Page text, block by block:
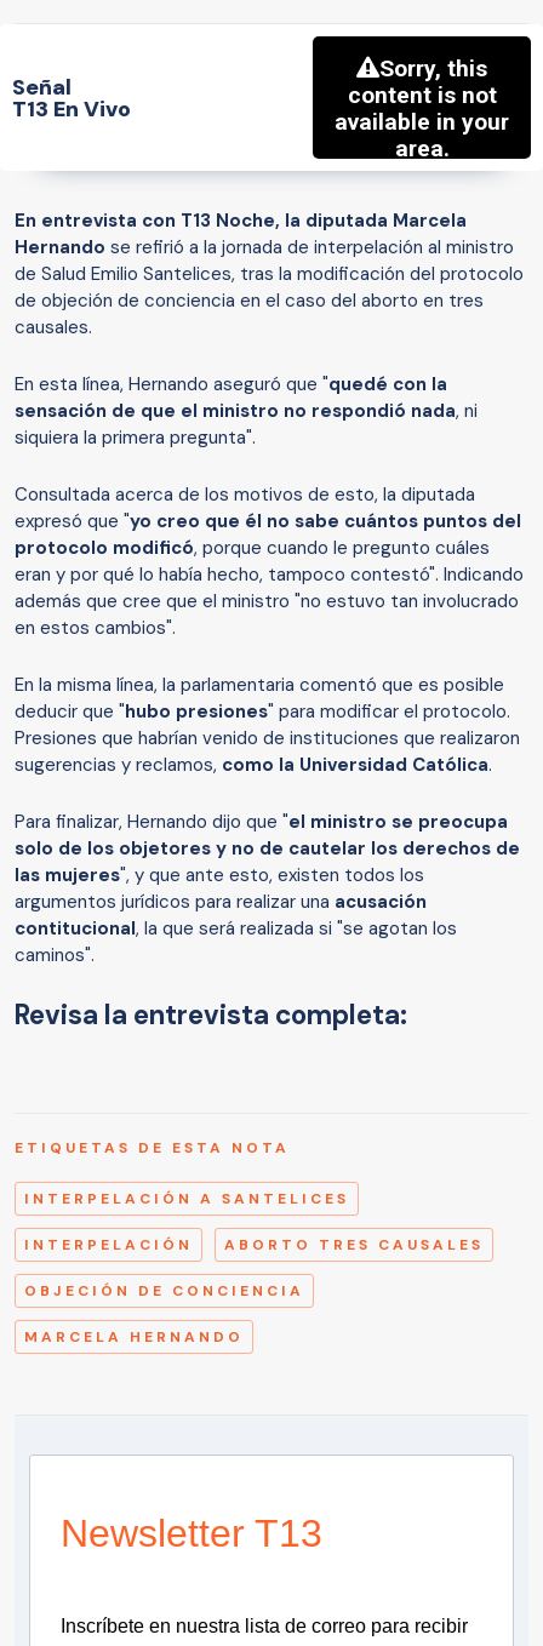
Señal
T13 En Vivo
En entrevista con T13 Noche, la diputada Marcela
Hernando se refirió a la jornada de interpelación al ministro
de Salud Emilio Santelices, tras la modificación del protocolo
de objeción de conciencia en el caso del aborto en tres
causales.
En esta línea, Hernando aseguró que "quedé con la
sensación de que el ministro no respondió nada, ni
siquiera la primera pregunta".
Consultada acerca de los motivos de esto, la diputada
expresó que "yo creo que él no sabe cuántos puntos del
protocolo modificó, porque cuando le pregunto cuáles
eran y por qué lo había hecho, tampoco contestó". Indicando
además que cree que el ministro "no estuvo tan involucrado
en estos cambios".
En la misma línea, la parlamentaria comentó que es posible
deducir que "hubo presiones" para modificar el protocolo.
Presiones que habrían venido de instituciones que realizaron
sugerencias y reclamos, como la Universidad Católica.
Para finalizar, Hernando dijo que "el ministro se preocupa
solo de los objetores y no de cautelar los derechos de
las mujeres", y que ante esto, existen todos los
argumentos jurídicos para realizar una acusación
contitucional, la que será realizada si "se agotan los
caminos".
Revisa la entrevista completa:
ETIQUETAS DE ESTA NOTA
INTERPELACIÓN A SANTELICES
INTERPELACIÓN ABORTO TRES CAUSALES
OBJECIÓN DE CONCIENCIA
MARCELA HERNANDO
Newsletter T13
Inscríbete en nuestra lista de correo para recibir